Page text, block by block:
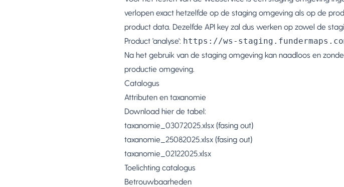
verlopen exact hetzelfde op de staging omgeving als op de
product data. Dezelfde API key zal dus werken op zowel de
Product 'analyse': https://ws-
Na het gebruik van de staging omgeving kan naadloos en
productie omgeving.
Catalogus
Attributen en taxanomie
Download hier de tabel:
taxanomie_03072025.xlsx (fasing out)
taxanomie_25082025.xlsx (fasing out)
taxanomie_02122025.xlsx
Toelichting catalogus
Betrouwbaarheden